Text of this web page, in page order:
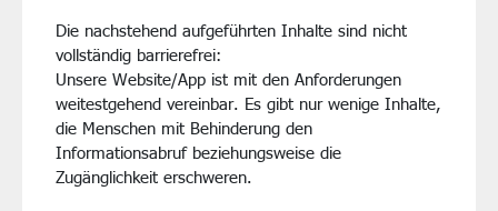
Die nachstehend aufgeführten Inhalte sind nicht
vollständig barrierefrei:
Unsere Website/App ist mit den Anforderungen
weitestgehend vereinbar. Es gibt nur wenige Inhalte,
die Menschen mit Behinderung den
Informationsabruf beziehungsweise die
Zugänglichkeit erschweren.